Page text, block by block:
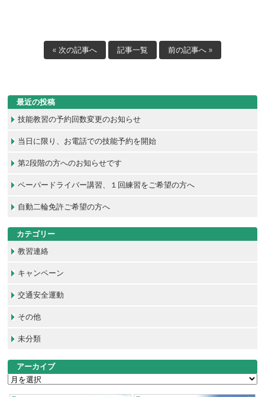
« 次の記事へ 記事一覧 前の記事へ »
最近の投稿
技能教習の予約回数変更のお知らせ
当日に限り、お電話での技能予約を開始
第2段階の方へのお知らせです
ペーパードライバー講習、１回練習をご希望の方へ
自動二輪免許ご希望の方へ
カテゴリー
教習連絡
キャンペーン
交通安全運動
その他
未分類
アーカイブ